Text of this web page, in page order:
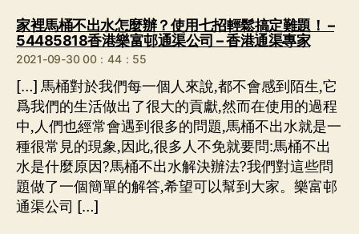
家裡馬桶不出水怎麼辦？使用七招輕鬆搞定難題！ –
54485818香港樂富邨通渠公司 – 香港通渠專家说：
2021-09-30 00：44：55
[…] 馬桶對於我們每一個人來說,都不會感到陌生,它
爲我們的生活做出了很大的貢獻,然而在使用的過程
中,人們也經常會遇到很多的問題,馬桶不出水就是一
種很常見的現象,因此,很多人不免就要問:馬桶不出
水是什麼原因?馬桶不出水解決辦法?我們對這些問
題做了一個簡單的解答,希望可以幫到大家。樂富邨
通渠公司 […]